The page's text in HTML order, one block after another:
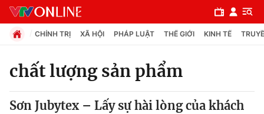
Chuyên mục
CHÍNH TRỊ XÃ HỘI PHÁP LUẬT THẾ GIỚI KINH TẾ
chất lượng sản phẩm
Sơn Jubytex – Lấy sự hài lòng của khách